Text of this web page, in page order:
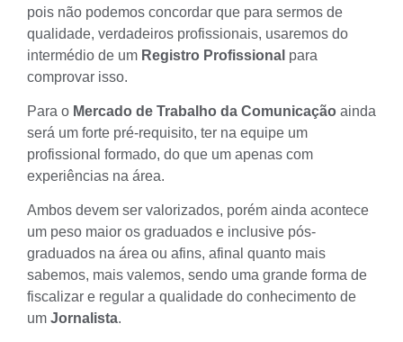
pois não podemos concordar que para sermos de
qualidade, verdadeiros profissionais, usaremos do
intermédio de um Registro Profissional para
comprovar isso.
Para o Mercado de Trabalho da Comunicação ainda
será um forte pré-requisito, ter na equipe um
profissional formado, do que um apenas com
experiências na área.
Ambos devem ser valorizados, porém ainda acontece
um peso maior os graduados e inclusive pós-
graduados na área ou afins, afinal quanto mais
sabemos, mais valemos, sendo uma grande forma de
fiscalizar e regular a qualidade do conhecimento de
um Jornalista.